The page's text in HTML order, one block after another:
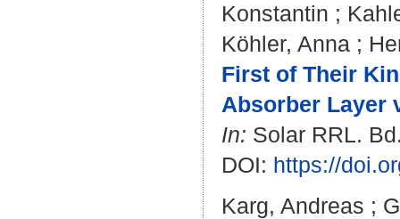
Konstantin ;
Köhler, Anna ;
First of Their
Absorber Layer
In: Solar RRL.
DOI: https://
Karg, Andreas ;